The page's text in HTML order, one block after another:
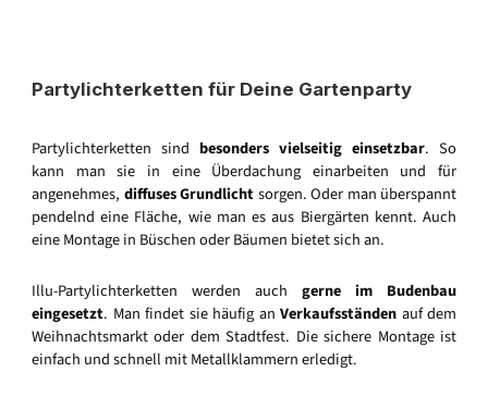
Partylichterketten für Deine Gartenparty
Partylichterketten sind besonders vielseitig einsetzbar. So
kann man sie in eine Überdachung einarbeiten und für
angenehmes, diffuses Grundlichtsorgen. Oder man überspannt
pendelnd eine Fläche, wie man es aus Biergärten kennt. Auch
eine Montage in Büschen oder Bäumen bietet sich an.
Illu-Partylichterketten werden auch gerne im Budenbau
eingesetzt. Man findet sie häufig an Verkaufsständen auf dem
Weihnachtsmarkt oder dem Stadtfest. Die sichere Montage ist
einfach und schnell mit Metallklammern erledigt.